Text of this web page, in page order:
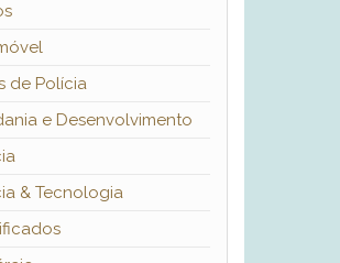
de Polícia
e Desenvolvimento
& Tecnologia